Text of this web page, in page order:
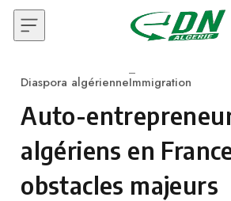
Skip to content
Category
Diaspora algérienneImmigration
Auto-
algériens en
obstacles majeurs